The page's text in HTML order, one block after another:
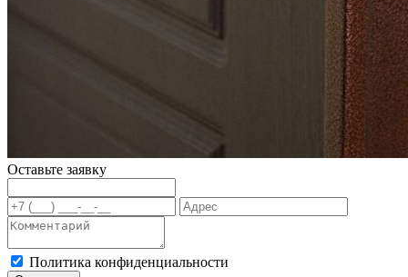
Оставьте заявку
Политика конфиденциальности